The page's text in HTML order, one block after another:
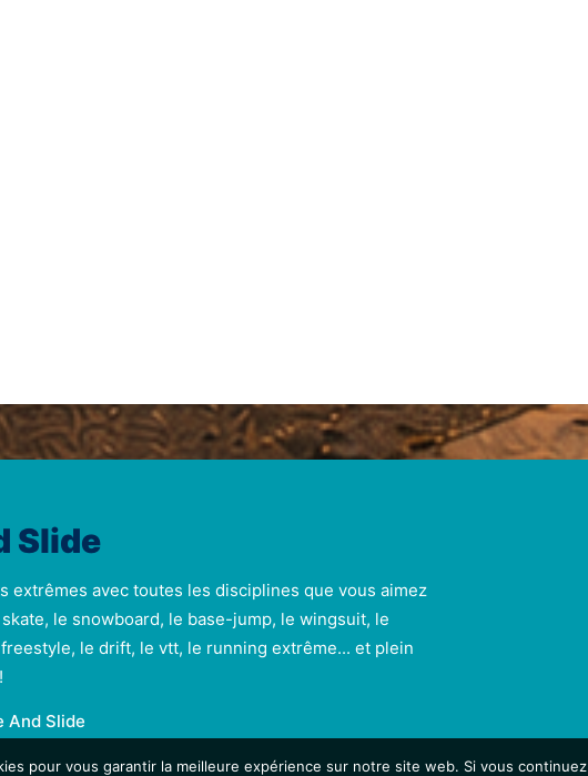
Slide
extrêmes avec toutes les disciplines que vous aimez
le snowboard, le base-jump, le wingsuit, le
le drift, le vtt, le running extrême... et plein
And Slide
pour vous garantir la meilleure expérience sur notre site web. Si vous